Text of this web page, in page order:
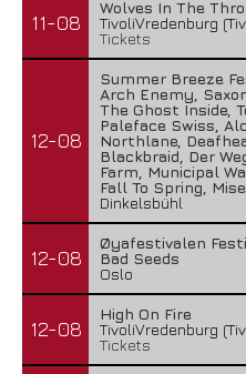
11-08
Wolves In The
TivoliVredenburg
Tickets
12-08
Summer Breeze
Arch Enemy,
The Ghost Inside,
Paleface Swiss,
Northlane,
Blackbraid, Der
Farm, Municipal
Fall To Spring,
Dinkelsbühl
12-08
Øyafestivalen
Bad Seeds
Oslo
12-08
High On Fire
TivoliVredenburg
Tickets